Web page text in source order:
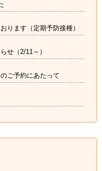
ります（定期予防接種）
せ（2/11～）
ご予約にあたって